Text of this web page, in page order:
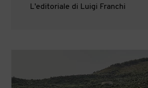
L'editoriale di Luigi Franchi